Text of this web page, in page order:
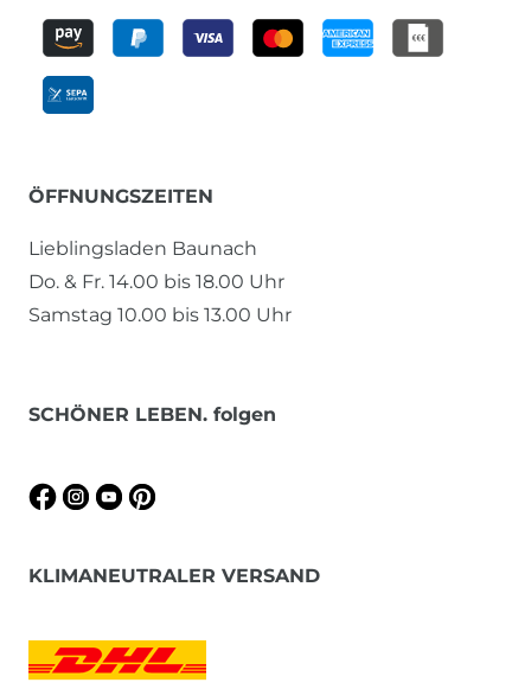
ÖFFNUNGSZEITEN
Lieblingsladen Baunach
Do. & Fr. 14.00 bis 18.00 Uhr
Samstag 10.00 bis 13.00 Uhr
SCHÖNER LEBEN. folgen
KLIMANEUTRALER VERSAND